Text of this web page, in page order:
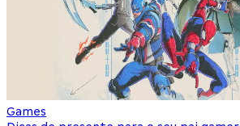
Games